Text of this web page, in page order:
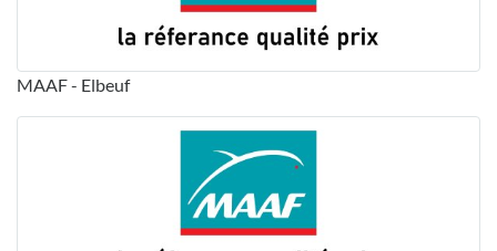
MAAF - Elbeuf